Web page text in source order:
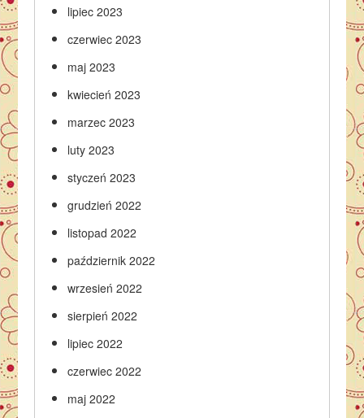
lipiec 2023
czerwiec 2023
maj 2023
kwiecień 2023
marzec 2023
luty 2023
styczeń 2023
grudzień 2022
listopad 2022
październik 2022
wrzesień 2022
sierpień 2022
lipiec 2022
czerwiec 2022
maj 2022